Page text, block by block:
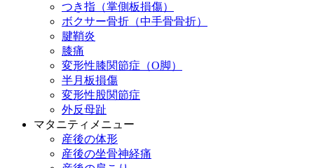
つき指（掌側板損傷）
ボクサー骨折（中手骨骨折）
腱鞘炎
膝痛
変形性膝関節症（O脚）
半月板損傷
変形性股関節症
外反母趾
マタニティメニュー
産後の体形
産後の坐骨神経痛